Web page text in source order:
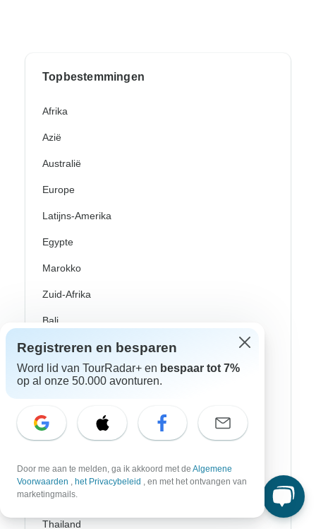
Topbestemmingen
Afrika
Azië
Australië
Europe
Latijns-Amerika
Egypte
Marokko
Zuid-Afrika
Bali
China
Filippijnen
Japan
Sri Lanka
Tanzania
Thailand
Registreren en besparen
Word lid van TourRadar+ en bespaar tot 7%
op al onze 50.000 avonturen.
Door me aan te melden, ga ik akkoord met de Algemene
Voorwaarden , het Privacybeleid , en met het ontvangen van
marketingmails.